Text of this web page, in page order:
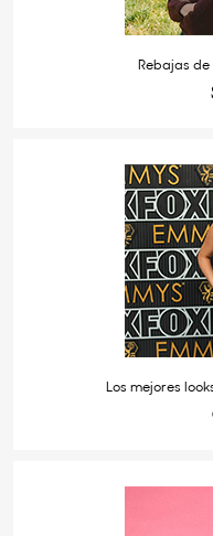
Rebajas
Los mejores